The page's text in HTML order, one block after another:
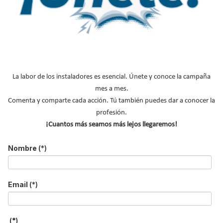
Calderas y de Componentes
Industriales a Gas en Madrid
La Comunidad de Madrid vuelve a activar suPlan Renove de
Salas de Calderasque tiene como objetivo la sustitución de
equipos en los más de 8.000 edificios que todavía utilizan el
La labor de los instaladores es esencial. Únete y conoce la campaña
mes a mes.
Comenta y comparte cada acción. Tú también puedes dar a conocer la
profesión.
¡Cuantos más seamos más lejos llegaremos!
Nombre (*)
Email (*)
(*)